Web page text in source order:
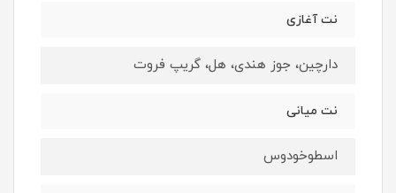
نت آغازی
دارچین، جوز هندی، هل، گریپ فروت
نت میانی
اسطوخودوس